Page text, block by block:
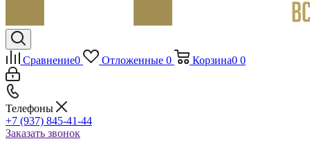
Сравнение0 Отложенные 0 Корзина0 0
Телефоны
+7 (937) 845-41-44
Заказать звонок